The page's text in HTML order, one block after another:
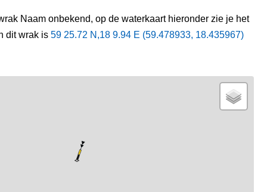
Naam onbekend, op de waterkaart hieronder zie je het
dit wrak is 59 25.72 N,18 9.94 E (59.478933, 18.435967)